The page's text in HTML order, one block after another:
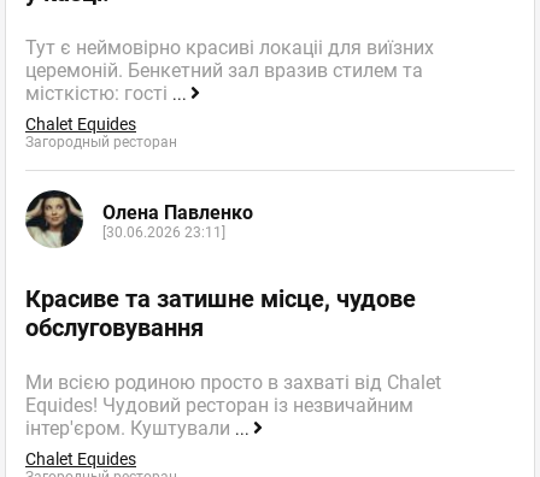
Тут є неймовірно красиві локаціі для виїзних
церемоній. Бенкетний зал вразив стилем та
місткістю: гості ...
Chalet Equides
Загородный ресторан
Олена Павленко
[30.06.2026 23:11]
Красиве та затишне місце, чудове
обслуговування
Ми всією родиною просто в захваті від Chalet
Equides! Чудовий ресторан із незвичайним
інтер'єром. Куштували ...
Chalet Equides